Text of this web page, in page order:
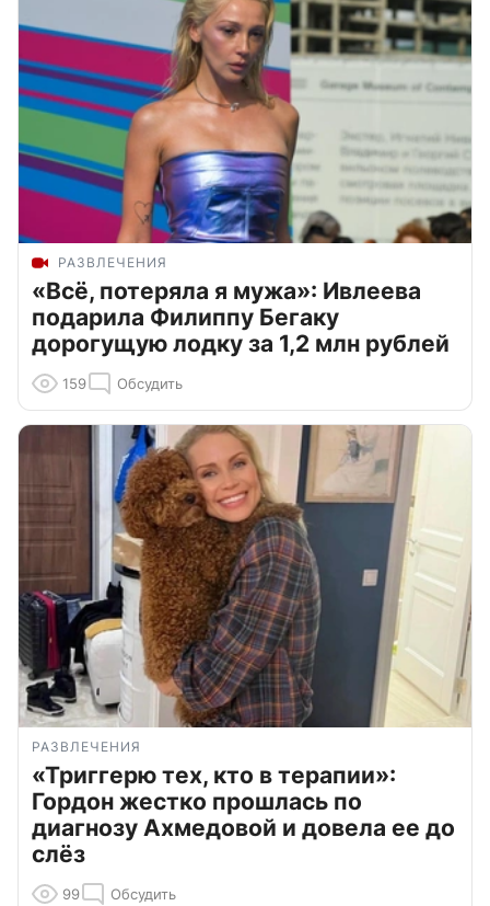
РАЗВЛЕЧЕНИЯ
«Всё, потеряла я мужа»: Ивлеева
подарила Филиппу Бегаку
дорогущую лодку за 1,2 млн рублей
159 Обсудить
РАЗВЛЕЧЕНИЯ
«Триггерю тех, кто в терапии»:
Гордон жестко прошлась по
диагнозу Ахмедовой и довела ее до
слёз
99 Обсудить